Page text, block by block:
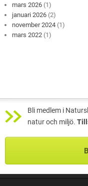
mars 2026 (1)
januari 2026 (2)
november 2024 (1)
mars 2022 (1)
Bli medlem i
natur och miljö.